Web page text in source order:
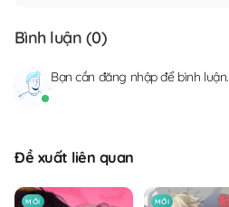
Bình luận (0)
Bạn cần đăng nhậpđể bình luận.
Đề xuất liên quan
MỚI MỚI